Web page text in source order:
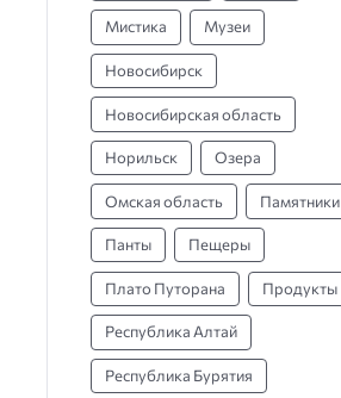
Мистика Музеи
Новосибирск
Новосибирская область
Норильск Озера
Омская область Памятники
Панты Пещеры
Плато Путорана Продукты
Республика Алтай
Республика Бурятия